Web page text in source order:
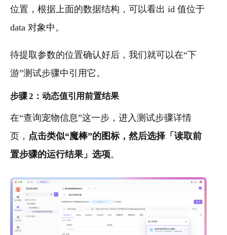
位置，根据上面的数据结构，可以看出 id 值位于
data 对象中。
待提取参数的位置确认好后，我们就可以在“下
游”测试步骤中引用它。
步骤 2：动态值引用前置结果
在“查询宠物信息”这一步，进入测试步骤详情
页， 点击类似“魔棒”的图标，然后选择「读取前
置步骤的运行结果」选项。